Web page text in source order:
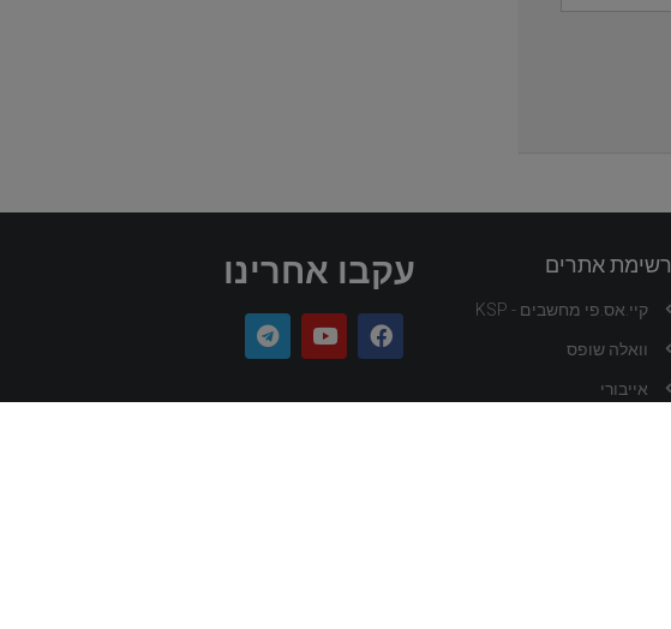
רשימת אתרים
קיי.אס.פי מחשבים - KSP
וואלה שופס
אייבורי
עקבו אחרינו